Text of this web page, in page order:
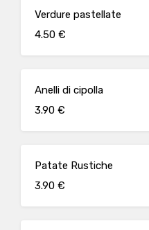
Verdure pastellate
4.50 €
Anelli di cipolla
3.90 €
Patate Rustiche
3.90 €